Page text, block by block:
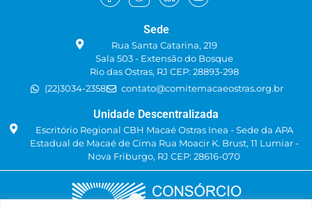
Sede
Rua Santa Catarina, 219
Sala 503 - Extensão do Bosque
Rio das Ostras, RJ CEP: 28893-298
(22)3034-2358
contato@comitemacaeostras.org.br
Unidade Descentralizada
Escritório Regional CBH Macaé Ostras Inea - Sede da APA
Estadual de Macaé de Cima Rua Moacir K. Brust, 11 Lumiar -
Nova Friburgo, RJ CEP: 28616-070